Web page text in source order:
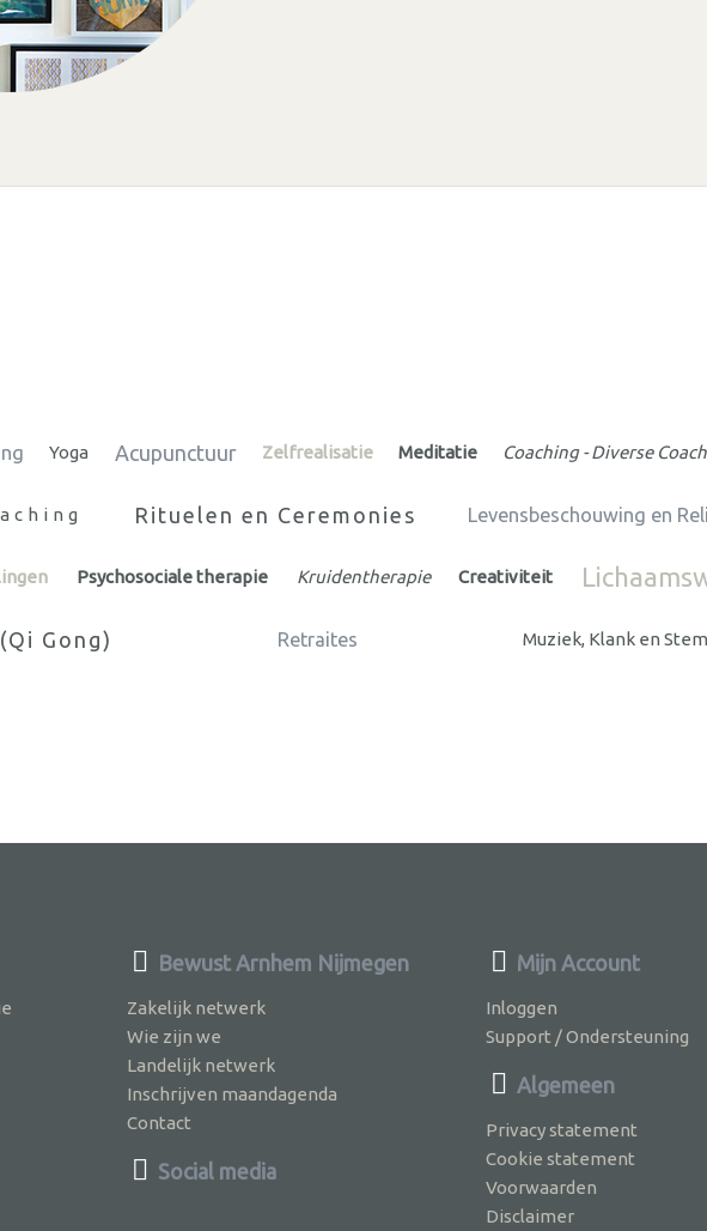
Yoga Acupunctuur Zelfrealisatie Meditatie Coaching - Diverse
Rituelen en Ceremonies Levensbeschouwing en
Psychosociale therapie Kruidentherapie Creativiteit
Gong) Retraites Muziek, Klank en
Bewust Arnhem Nijmegen
Zakelijk netwerk
Wie zijn we
Landelijk netwerk
Inschrijven maandagenda
Contact
Social media
Mijn Account
Inloggen
Support / Ondersteuning
Algemeen
Privacy statement
Cookie statement
Voorwaarden
Disclaimer